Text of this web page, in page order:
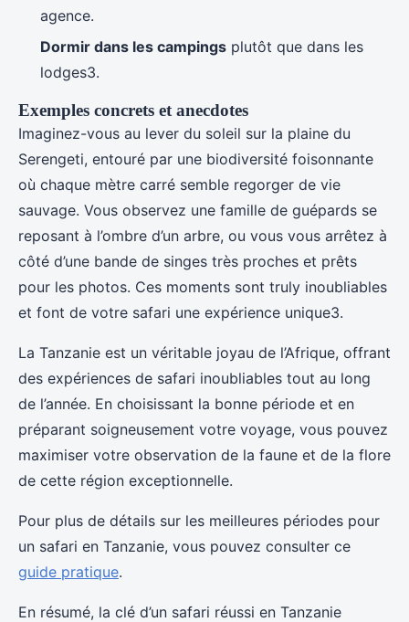
agence.
Dormir dans les campings plutôt que dans les
lodges3.
Exemples concrets et anecdotes
Imaginez-vous au lever du soleil sur la plaine du
Serengeti, entouré par une biodiversité foisonnante
où chaque mètre carré semble regorger de vie
sauvage. Vous observez une famille de guépards se
reposant à l’ombre d’un arbre, ou vous vous arrêtez à
côté d’une bande de singes très proches et prêts
pour les photos. Ces moments sont truly inoubliables
et font de votre safari une expérience unique3.
La Tanzanie est un véritable joyau de l’Afrique, offrant
des expériences de safari inoubliables tout au long
de l’année. En choisissant la bonne période et en
préparant soigneusement votre voyage, vous pouvez
maximiser votre observation de la faune et de la flore
de cette région exceptionnelle.
Pour plus de détails sur les meilleures périodes pour
un safari en Tanzanie, vous pouvez consulter ce
guide pratique.
En résumé, la clé d’un safari réussi en Tanzanie